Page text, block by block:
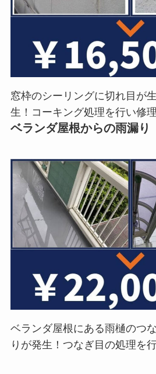
窓枠のシーリングに切れ目が
生！コーキング処理を行い修
ベランダ屋根からの雨漏り
ベランダ屋根にある雨樋のつ
りが発生！つなぎ目の処理を